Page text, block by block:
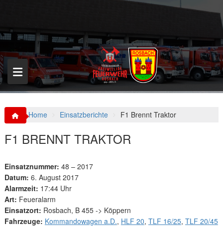
p
o
c
o
n
t
Home Einsatzberichte F1 Brennt Traktor
F1 BRENNT TRAKTOR
Einsatznummer: 48 – 2017
Datum: 6. August 2017
Alarmzeit: 17:44 Uhr
Art: Feueralarm
Einsatzort: Rosbach, B 455 -> Köppern
Fahrzeuge: Kommandowagen a.D., HLF 20, TLF 16/25, TLF 20/45